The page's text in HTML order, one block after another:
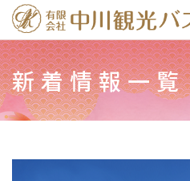
Skip
to
content
新着情報一覧